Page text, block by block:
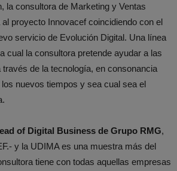
la consultora de Marketing y Ventas
proyecto Innovacef coincidiendo con el
servicio de Evolución Digital. Una línea
cual la consultora pretende ayudar a las
de la tecnología, en consonancia
nuevos tiempos y sea cual sea el
of Digital Business de Grupo RMG,
y la UDIMA es una muestra más del
tiene con todas aquellas empresas